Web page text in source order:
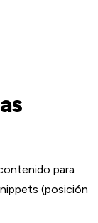
para
(posición